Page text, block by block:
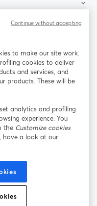
wird in einem neuen Tab geöffnet
X (Twitter)
wird in einem neuen Tab geöffnet
Tab geöffnet
Tab geöffnet
Cookie-Richtlinie
Hilfe-Center
to make our site work.
cookies to deliver
and services, and
products. These will be
analytics and profiling
experience. You
the Customize cookies
have a look at our
Continue without accepting